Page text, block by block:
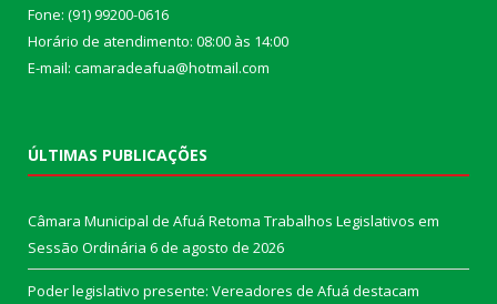
Fone: (91) 99200-0616
Horário de atendimento: 08:00 às 14:00
E-mail: camaradeafua@hotmail.com
ÚLTIMAS PUBLICAÇÕES
Câmara Municipal de Afuá Retoma Trabalhos Legislativos em
Sessão Ordinária 6 de agosto de 2026
Poder legislativo presente: Vereadores de Afuá destacam